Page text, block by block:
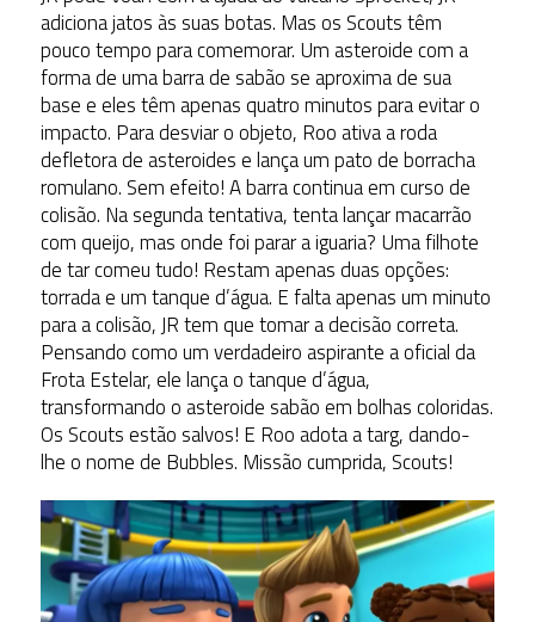
adiciona jatos às suas botas. Mas os Scouts têm
pouco tempo para comemorar. Um asteroide com a
forma de uma barra de sabão se aproxima de sua
base e eles têm apenas quatro minutos para evitar o
impacto. Para desviar o objeto, Roo ativa a roda
defletora de asteroides e lança um pato de borracha
romulano. Sem efeito! A barra continua em curso de
colisão. Na segunda tentativa, tenta lançar macarrão
com queijo, mas onde foi parar a iguaria? Uma filhote
de tar comeu tudo! Restam apenas duas opções:
torrada e um tanque d’água. E falta apenas um minuto
para a colisão, JR tem que tomar a decisão correta.
Pensando como um verdadeiro aspirante a oficial da
Frota Estelar, ele lança o tanque d’água,
transformando o asteroide sabão em bolhas coloridas.
Os Scouts estão salvos! E Roo adota a targ, dando-
lhe o nome de Bubbles. Missão cumprida, Scouts!